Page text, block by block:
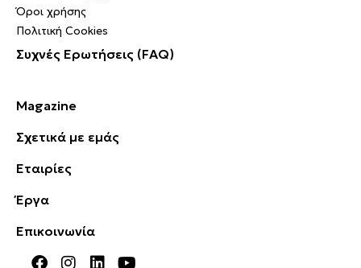
Όροι χρήσης
Πολιτική Cookies
Συχνές Ερωτήσεις (FAQ)
Magazine
Σχετικά με εμάς
Εταιρίες
Έργα
Επικοινωνία